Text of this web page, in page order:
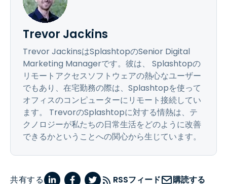
Trevor Jackins
Trevor JackinsはSplashtopのSenior Digital
Marketing Managerです。彼は、 Splashtopの
リモートアクセスソフトウェアの熱心なユーザー
でもあり、在宅勤務の際は、Splashtopを使って
オフィスのコンピューターにリモート接続してい
ます。 TrevorのSplashtopに対する情熱は、テ
クノロジーが私たちの日常生活をどのように改善
できるかということへの関心から生じています。
共有する RSSフィード 購読する